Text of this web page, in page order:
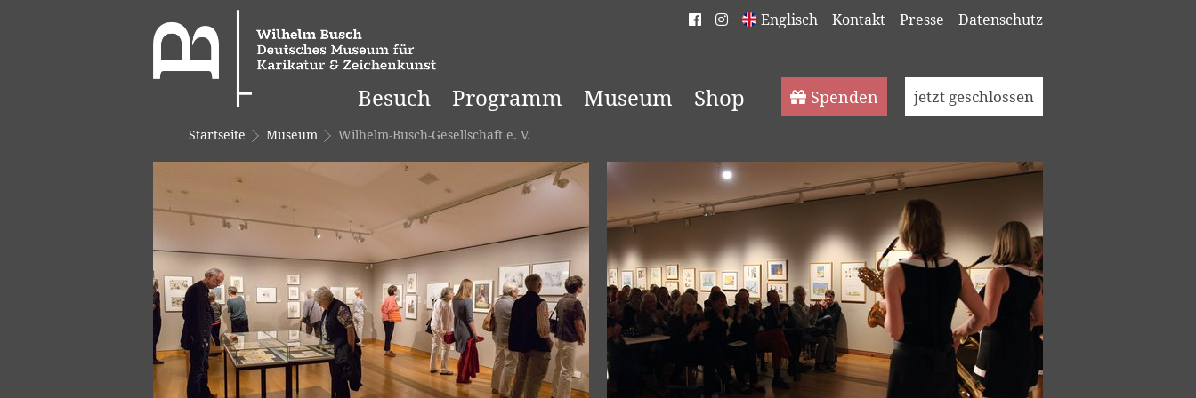
Spenden jetzt geschlossen
Besuch Programm Museum Shop
Englisch Kontakt Presse Datenschutz
Startseite Museum Wilhelm-Busch-Gesellschaft e. V.